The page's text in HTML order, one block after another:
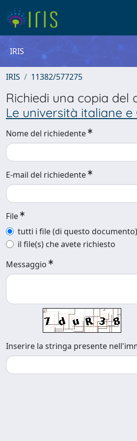
IRIS
IRIS 11382/577275
Richiedi una copia del
Le università italiane e
Nome del richiedente
E-mail del richiedente
File
tutti i file (di questo
il file(s) che avete richiesto
Messaggio
Inserire la stringa presente